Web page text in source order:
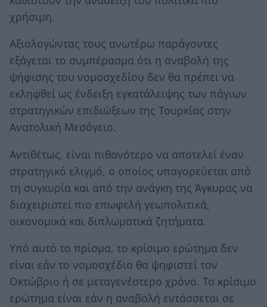
χρήσιμη.
Αξιολογώντας τους ανωτέρω παράγοντες
εξάγεται το συμπέρασμα ότι η αναβολή της
ψήφισης του νομοσχεδίου δεν θα πρέπει να
εκληφθεί ως ένδειξη εγκατάλειψης των πάγιων
στρατηγικών επιδιώξεων της Τουρκίας στην
Ανατολική Μεσόγειο.
Αντιθέτως, είναι πιθανότερο να αποτελεί έναν
στρατηγικό ελιγμό, ο οποίος υπαγορεύεται από
τη συγκυρία και από την ανάγκη της Άγκυρας να
διαχειριστεί πιο επωφελή γεωπολιτικά,
οικονομικά και διπλωματικά ζητήματα.
Υπό αυτό το πρίσμα, το κρίσιμο ερώτημα δεν
είναι εάν το νομοσχέδιο θα ψηφιστεί τον
Οκτώβριο ή σε μεταγενέστερο χρόνο. Το κρίσιμο
ερώτημα είναι εάν η αναβολή εντάσσεται σε